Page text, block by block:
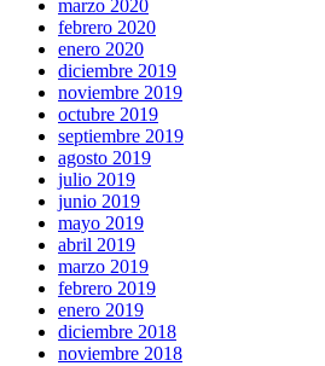
marzo 2020
febrero 2020
enero 2020
diciembre 2019
noviembre 2019
octubre 2019
septiembre 2019
agosto 2019
julio 2019
junio 2019
mayo 2019
abril 2019
marzo 2019
febrero 2019
enero 2019
diciembre 2018
noviembre 2018